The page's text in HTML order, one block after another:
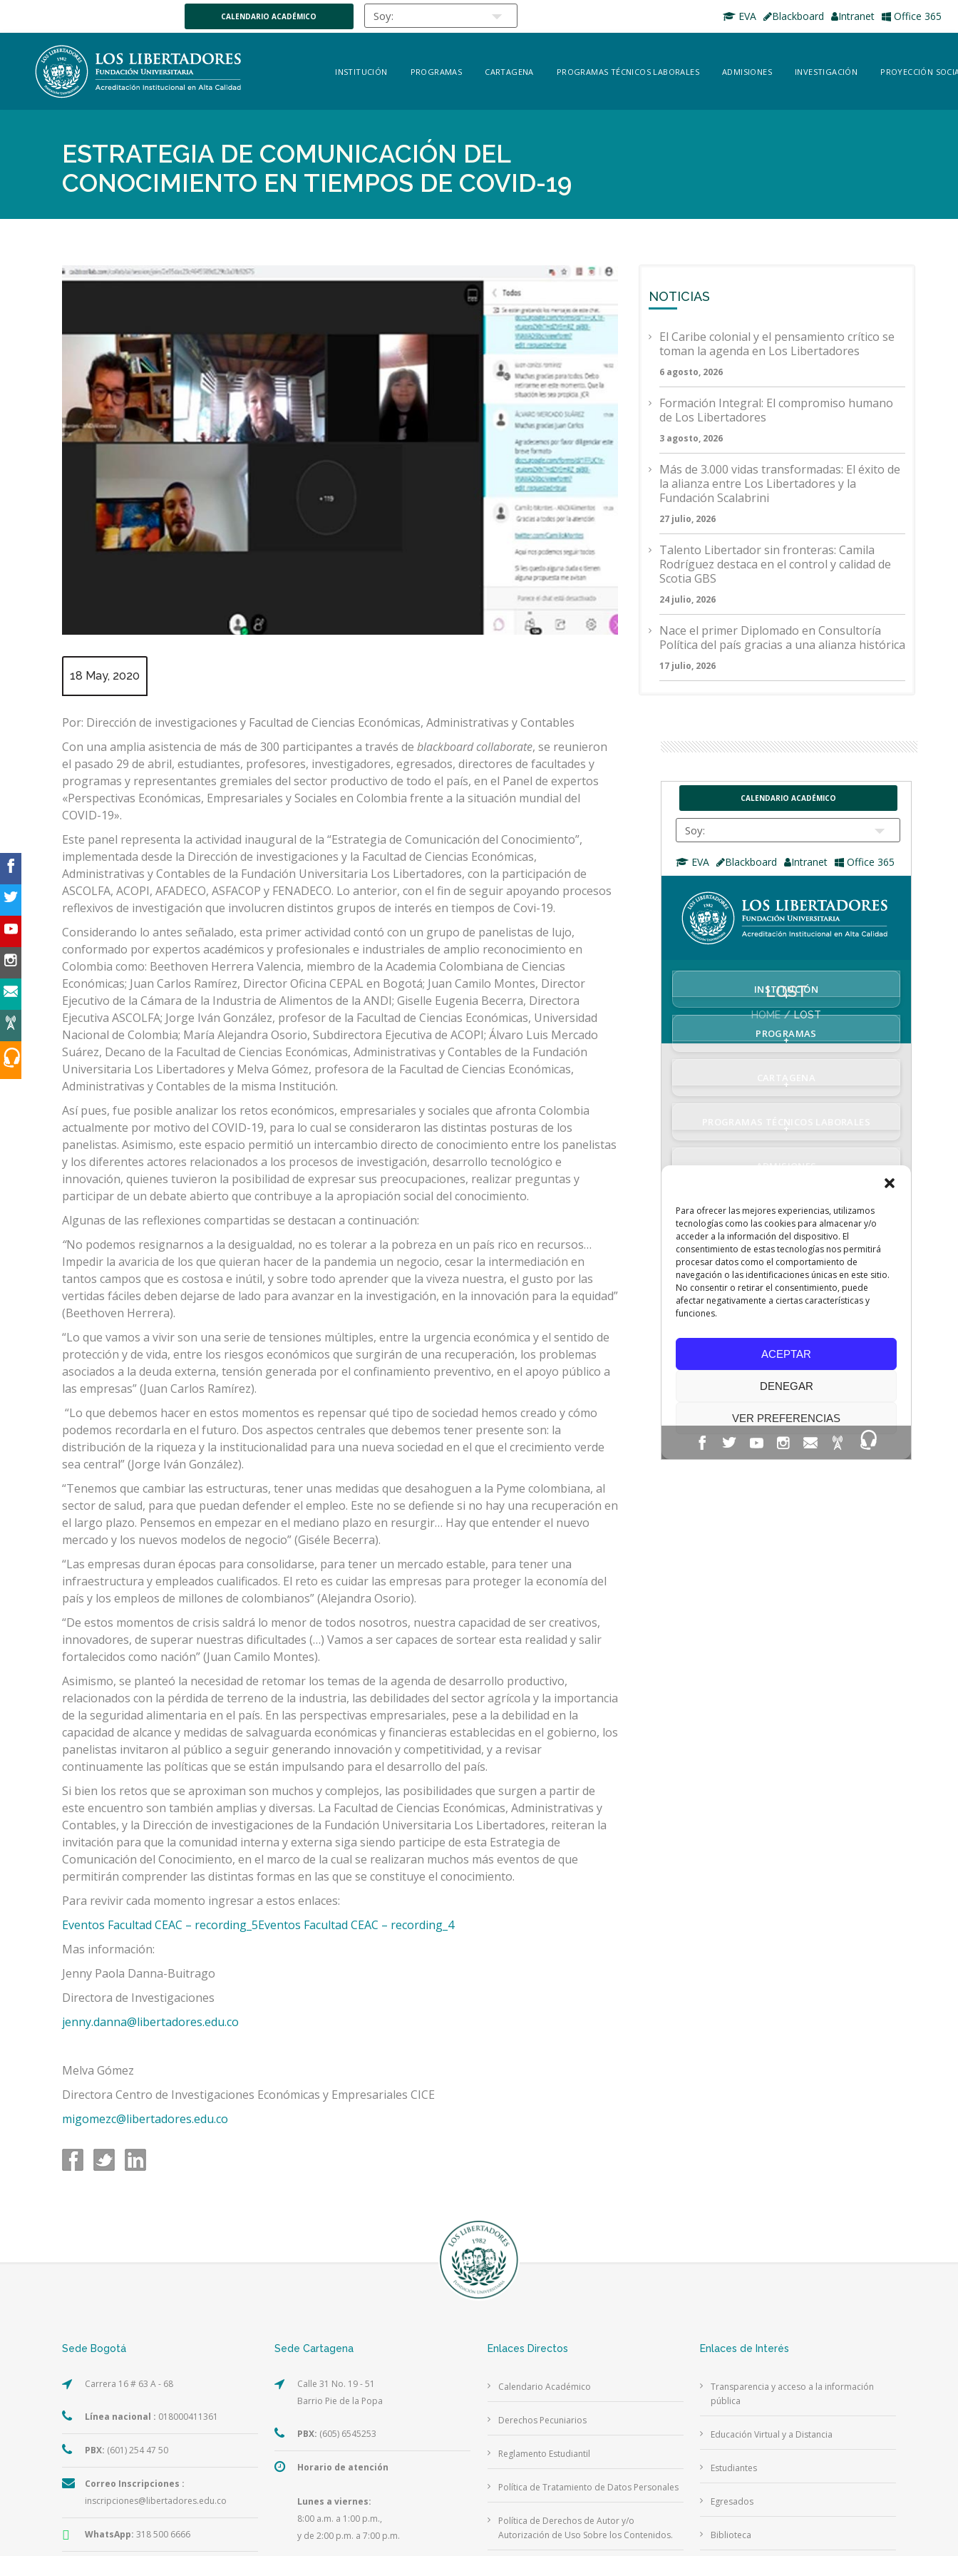
CALENDARIO ACADÉMICO EVA Blackboard Intranet Office 365
INSTITUCIÓN PROGRAMAS CARTAGENA PROGRAMAS TÉCNICOS LABORALES ADMISIONES INVESTIGACIÓN PROYECCIÓN
ESTRATEGIA DE COMUNICACIÓN DEL
CONOCIMIENTO EN TIEMPOS DE COVID-19
18 May, 2020
Por: Dirección de investigaciones y Facultad de Ciencias Económicas, Administrativas y Contables
Con una amplia asistencia de más de 300 participantes a través de blackboard collaborate, se reunieron
el pasado 29 de abril, estudiantes, profesores, investigadores, egresados, directores de facultades y
programas y representantes gremiales del sector productivo de todo el país, en el Panel de expertos
«Perspectivas Económicas, Empresariales y Sociales en Colombia frente a la situación mundial del
COVID-19».
Este panel representa la actividad inaugural de la “Estrategia de Comunicación del Conocimiento”,
implementada desde la Dirección de investigaciones y la Facultad de Ciencias Económicas,
Administrativas y Contables de la Fundación Universitaria Los Libertadores, con la participación de
ASCOLFA, ACOPI, AFADECO, ASFACOP y FENADECO. Lo anterior, con el fin de seguir apoyando procesos
reflexivos de investigación que involucren distintos grupos de interés en tiempos de Covi-19.
Considerando lo antes señalado, esta primer actividad contó con un grupo de panelistas de lujo,
conformado por expertos académicos y profesionales e industriales de amplio reconocimiento en
Colombia como: Beethoven Herrera Valencia, miembro de la Academia Colombiana de Ciencias
Económicas; Juan Carlos Ramírez, Director Oficina CEPAL en Bogotá; Juan Camilo Montes, Director
Ejecutivo de la Cámara de la Industria de Alimentos de la ANDI; Giselle Eugenia Becerra, Directora
Ejecutiva ASCOLFA; Jorge Iván González, profesor de la Facultad de Ciencias Económicas, Universidad
Nacional de Colombia; María Alejandra Osorio, Subdirectora Ejecutiva de ACOPI; Álvaro Luis Mercado
Suárez, Decano de la Facultad de Ciencias Económicas, Administrativas y Contables de la Fundación
Universitaria Los Libertadores y Melva Gómez, profesora de la Facultad de Ciencias Económicas,
Administrativas y Contables de la misma Institución.
Así pues, fue posible analizar los retos económicos, empresariales y sociales que afronta Colombia
actualmente por motivo del COVID-19, para lo cual se consideraron las distintas posturas de los
panelistas. Asimismo, este espacio permitió un intercambio directo de conocimiento entre los panelistas
y los diferentes actores relacionados a los procesos de investigación, desarrollo tecnológico e
innovación, quienes tuvieron la posibilidad de expresar sus preocupaciones, realizar preguntas y
participar de un debate abierto que contribuye a la apropiación social del conocimiento.
Algunas de las reflexiones compartidas se destacan a continuación:
“No podemos resignarnos a la desigualdad, no es tolerar a la pobreza en un país rico en recursos…
Impedir la avaricia de los que quieran hacer de la pandemia un negocio, cesar la intermediación en
tantos campos que es costosa e inútil, y sobre todo aprender que la viveza nuestra, el gusto por las
vertidas fáciles deben dejarse de lado para avanzar en la investigación, en la innovación para la equidad”
(Beethoven Herrera).
“Lo que vamos a vivir son una serie de tensiones múltiples, entre la urgencia económica y el sentido de
protección y de vida, entre los riesgos económicos que surgirán de una recuperación, los problemas
asociados a la deuda externa, tensión generada por el confinamiento preventivo, en el apoyo público a
las empresas” (Juan Carlos Ramírez).
“Lo que debemos hacer en estos momentos es repensar qué tipo de sociedad hemos creado y cómo
podemos recordarla en el futuro. Dos aspectos centrales que debemos tener presente son: la
distribución de la riqueza y la institucionalidad para una nueva sociedad en el que el crecimiento verde
sea central” (Jorge Iván González).
“Tenemos que cambiar las estructuras, tener unas medidas que desahoguen a la Pyme colombiana, al
sector de salud, para que puedan defender el empleo. Este no se defiende si no hay una recuperación en
el largo plazo. Pensemos en empezar en el mediano plazo en resurgir… Hay que entender el nuevo
mercado y los nuevos modelos de negocio” (Giséle Becerra).
“Las empresas duran épocas para consolidarse, para tener un mercado estable, para tener una
infraestructura y empleados cualificados. El reto es cuidar las empresas para proteger la economía del
país y los empleos de millones de colombianos” (Alejandra Osorio).
“De estos momentos de crisis saldrá lo menor de todos nosotros, nuestra capacidad de ser creativos,
innovadores, de superar nuestras dificultades (…) Vamos a ser capaces de sortear esta realidad y salir
fortalecidos como nación” (Juan Camilo Montes).
Asimismo, se planteó la necesidad de retomar los temas de la agenda de desarrollo productivo,
relacionados con la pérdida de terreno de la industria, las debilidades del sector agrícola y la importancia
de la seguridad alimentaria en el país. En las perspectivas empresariales, pese a la debilidad en la
capacidad de alcance y medidas de salvaguarda económicas y financieras establecidas en el gobierno, los
panelistas invitaron al público a seguir generando innovación y competitividad, y a revisar
continuamente las políticas que se están impulsando para el desarrollo del país.
Si bien los retos que se aproximan son muchos y complejos, las posibilidades que surgen a partir de
este encuentro son también amplias y diversas. La Facultad de Ciencias Económicas, Administrativas y
Contables, y la Dirección de investigaciones de la Fundación Universitaria Los Libertadores, reiteran la
invitación para que la comunidad interna y externa siga siendo participe de esta Estrategia de
Comunicación del Conocimiento, en el marco de la cual se realizaran muchos más eventos de que
permitirán comprender las distintas formas en las que se constituye el conocimiento.
Para revivir cada momento ingresar a estos enlaces:
Eventos Facultad CEAC – recording_5Eventos Facultad CEAC – recording_4
Mas información:
Jenny Paola Danna-Buitrago
Directora de Investigaciones
jenny.danna@libertadores.edu.co
Melva Gómez
Directora Centro de Investigaciones Económicas y Empresariales CICE
migomezc@libertadores.edu.co
NOTICIAS
El Caribe colonial y el pensamiento crítico se
toman la agenda en Los Libertadores
6 agosto, 2026
Formación Integral: El compromiso humano
de Los Libertadores
3 agosto, 2026
Más de 3.000 vidas transformadas: El éxito de
la alianza entre Los Libertadores y la
Fundación Scalabrini
27 julio, 2026
Talento Libertador sin fronteras: Camila
Rodríguez destaca en el control y calidad de
Scotia GBS
24 julio, 2026
Nace el primer Diplomado en Consultoría
Política del país gracias a una alianza histórica
17 julio, 2026
Sede Bogotá
Carrera 16 # 63 A - 68
Línea nacional : 018000411361
PBX: (601) 254 47 50
Correo Inscripciones :
inscripciones@libertadores.edu.co
WhatsApp: 318 500 6666
Sede Cartagena
Calle 31 No. 19 - 51
Barrio Pie de la Popa
PBX: (605) 6545253
Horario de atención
Lunes a viernes:
8:00 a.m. a 1:00 p.m.,
y de 2:00 p.m. a 7:00 p.m.
Enlaces Directos
Calendario Académico
Derechos Pecuniarios
Reglamento Estudiantil
Política de Tratamiento de Datos Personales
Política de Derechos de Autor y/o
Autorización de Uso Sobre los Contenidos.
Enlaces de Interés
Transparencia y acceso a la información
pública
Educación Virtual y a Distancia
Estudiantes
Egresados
Biblioteca